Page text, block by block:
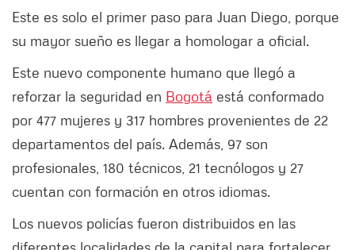
Este es solo el primer paso para Juan Diego, porque
su mayor sueño es llegar a homologar a oficial.
Este nuevo componente humano que llegó a
reforzar la seguridad en Bogotá está conformado
por 477 mujeres y 317 hombres provenientes de 22
departamentos del país. Además, 97 son
profesionales, 180 técnicos, 21 tecnólogos y 27
cuentan con formación en otros idiomas.
Los nuevos policías fueron distribuidos en las